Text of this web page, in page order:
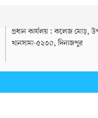
প্রধান কার্যলয় : কলেজ মোড়,
খানসামা-৫২৩০, দিনাজপুর